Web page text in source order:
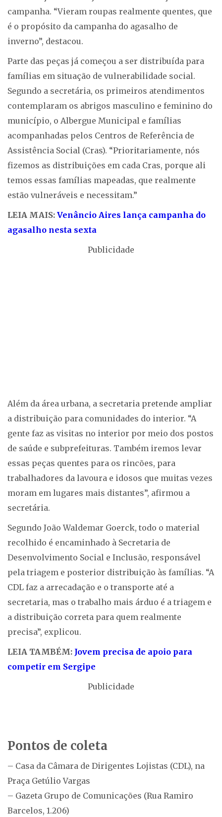
campanha. “Vieram roupas realmente quentes, que
é o propósito da campanha do agasalho de
inverno”, destacou.
Parte das peças já começou a ser distribuída para
famílias em situação de vulnerabilidade social.
Segundo a secretária, os primeiros atendimentos
contemplaram os abrigos masculino e feminino do
município, o Albergue Municipal e famílias
acompanhadas pelos Centros de Referência de
Assistência Social (Cras). “Prioritariamente, nós
fizemos as distribuições em cada Cras, porque ali
temos essas famílias mapeadas, que realmente
estão vulneráveis e necessitam.”
LEIA MAIS: Venâncio Aires lança campanha do
agasalho nesta sexta
Publicidade
Além da área urbana, a secretaria pretende ampliar
a distribuição para comunidades do interior. “A
gente faz as visitas no interior por meio dos postos
de saúde e subprefeituras. Também iremos levar
essas peças quentes para os rincões, para
trabalhadores da lavoura e idosos que muitas vezes
moram em lugares mais distantes”, afirmou a
secretária.
Segundo João Waldemar Goerck, todo o material
recolhido é encaminhado à Secretaria de
Desenvolvimento Social e Inclusão, responsável
pela triagem e posterior distribuição às famílias. “A
CDL faz a arrecadação e o transporte até a
secretaria, mas o trabalho mais árduo é a triagem e
a distribuição correta para quem realmente
precisa”, explicou.
LEIA TAMBÉM: Jovem precisa de apoio para
competir em Sergipe
Publicidade
Pontos de coleta
– Casa da Câmara de Dirigentes Lojistas (CDL), na
Praça Getúlio Vargas
– Gazeta Grupo de Comunicações (Rua Ramiro
Barcelos, 1.206)